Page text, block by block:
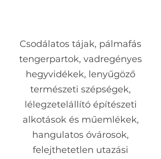
Csodálatos tájak, pálmafás
tengerpartok, vadregényes
hegyvidékek, lenyűgöző
természeti szépségek,
lélegzetelállító építészeti
alkotások és műemlékek,
hangulatos óvárosok,
felejthetetlen utazási